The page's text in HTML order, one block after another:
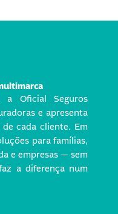
a Oficial Seguros
e apresenta
cada cliente. Em
para famílias,
e empresas — sem
a diferença num